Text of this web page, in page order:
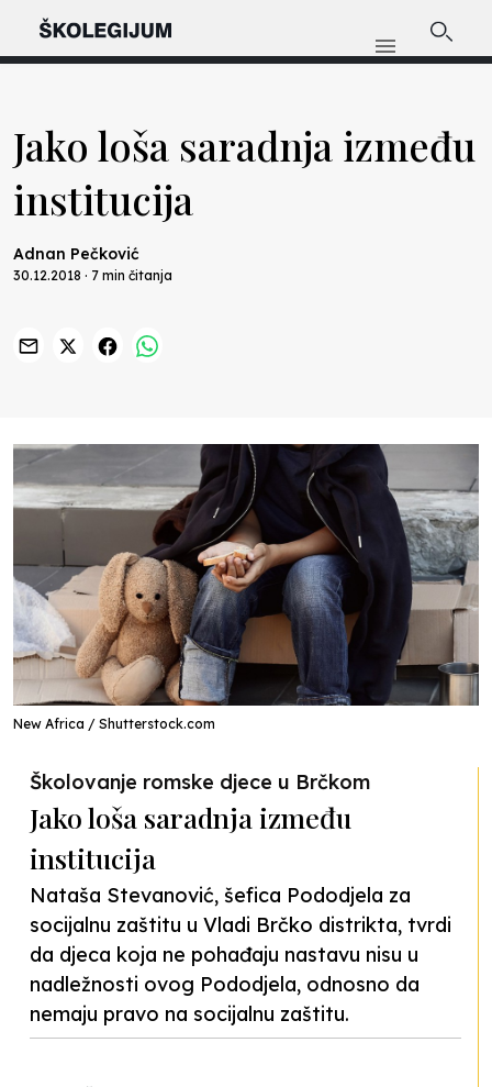
Jako loša saradnja između
institucija
Adnan Pečković
30.12.2018 · 7 min čitanja
New Africa / Shutterstock.com
Školovanje romske djece u Brčkom
Jako loša saradnja između
institucija
Nataša Stevanović, šefica Pododjela za
socijalnu zaštitu u Vladi Brčko distrikta, tvrdi
da djeca koja ne pohađaju nastavu nisu u
nadležnosti ovog Pododjela, odnosno da
nemaju pravo na socijalnu zaštitu.